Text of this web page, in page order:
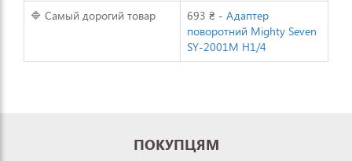
🔷 Самый дорогий товар
693 ₴ - Адаптер
поворотний Mighty Seven
SY-2001M Н1/4
ПОКУПЦЯМ